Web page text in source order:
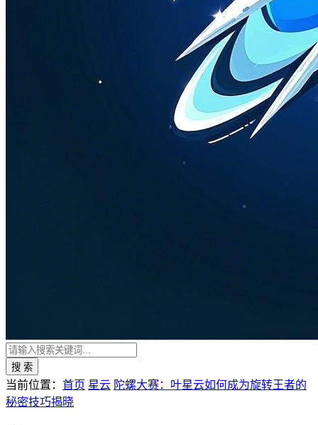
搜 索
当前位置： 首页 星云 陀螺大赛：叶星云如何成为旋转王者的
秘密技巧揭晓